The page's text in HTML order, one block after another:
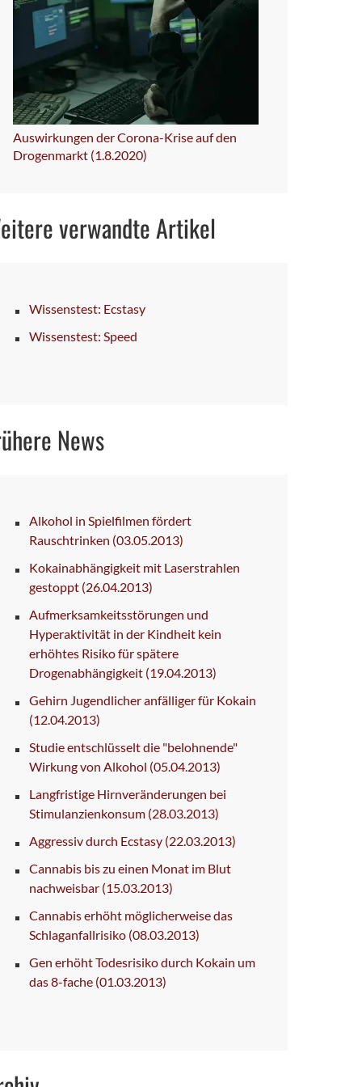
Auswirkungen der Corona-Krise auf den
Drogenmarkt (1.8.2020)
verwandte Artikel
Wissenstest: Ecstasy
Wissenstest: Speed
News
Alkohol in Spielfilmen fördert
Rauschtrinken (03.05.2013)
Kokainabhängigkeit mit Laserstrahlen
gestoppt (26.04.2013)
Aufmerksamkeitsstörungen und
Hyperaktivität in der Kindheit kein
erhöhtes Risiko für spätere
Drogenabhängigkeit (19.04.2013)
Gehirn Jugendlicher anfälliger für Kokain
(12.04.2013)
Studie entschlüsselt die "belohnende"
Wirkung von Alkohol (05.04.2013)
Langfristige Hirnveränderungen bei
Stimulanzienkonsum (28.03.2013)
Aggressiv durch Ecstasy (22.03.2013)
Cannabis bis zu einen Monat im Blut
nachweisbar (15.03.2013)
Cannabis erhöht möglicherweise das
Schlaganfallrisiko (08.03.2013)
Gen erhöht Todesrisiko durch Kokain um
das 8-fache (01.03.2013)